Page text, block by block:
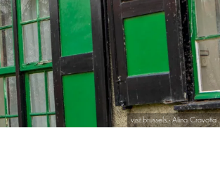
visit.brussels - Alina Cravotta